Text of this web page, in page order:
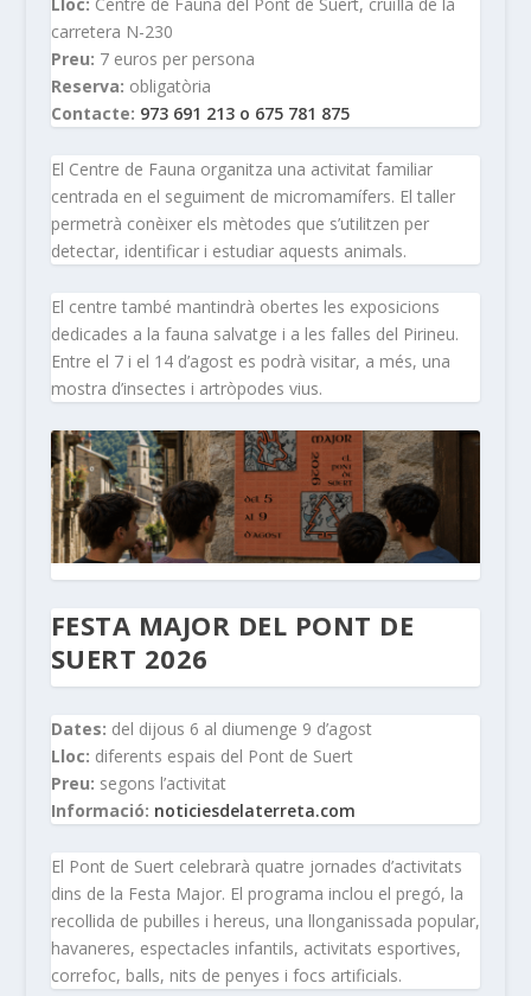
carretera N-230
Preu: 7 euros per persona
Reserva: obligatòria
Contacte: 973 691 213 o 675 781 875
El Centre de Fauna organitza una activitat familiar
centrada en el seguiment de micromamífers. El taller
permetrà conèixer els mètodes que s’utilitzen per
detectar, identificar i estudiar aquests animals.
El centre també mantindrà obertes les exposicions
dedicades a la fauna salvatge i a les falles del Pirineu.
Entre el 7 i el 14 d’agost es podrà visitar, a més, una
mostra d’insectes i artròpodes vius.
FESTA MAJOR DEL PONT DE
SUERT 2026
Dates: del dijous 6 al diumenge 9 d’agost
Lloc: diferents espais del Pont de Suert
Preu: segons l’activitat
Informació: noticiesdelaterreta.com
El Pont de Suert celebrarà quatre jornades d’activitats
dins de la Festa Major. El programa inclou el pregó, la
recollida de pubilles i hereus, una llonganissada popular,
havaneres, espectacles infantils, activitats esportives,
correfoc, balls, nits de penyes i focs artificials.